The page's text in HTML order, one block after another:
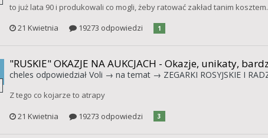
to już lata 90 i produkowali co mogli, żeby ratować zakład tanim
21 Kwietnia
19273 odpowiedzi 1
"RUSKIE" OKAZJE NA AUKCJACH - Okazje, unikaty,
cheles odpowiedział Voli → na temat → ZEGARKI ROSYJSKIE I
Z tego co kojarze to atrapy
21 Kwietnia
19273 odpowiedzi 3